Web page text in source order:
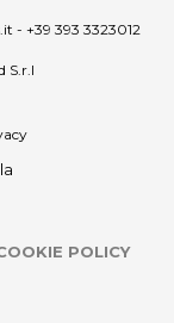
- +39 393 3323012
S.r.l
POLICY